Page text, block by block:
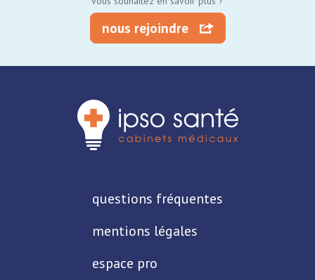
nous rejoindre
questions fréquentes
mentions légales
espace pro